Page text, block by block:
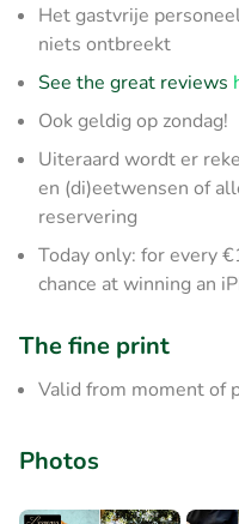
Het gastvrije
niets ontbreekt
See the great reviews
Ook geldig op zondag!
Uiteraard wordt er
en (di)eetwensen of
reservering
Today only: for every
chance at winning an
The fine print
Valid from moment of
Photos